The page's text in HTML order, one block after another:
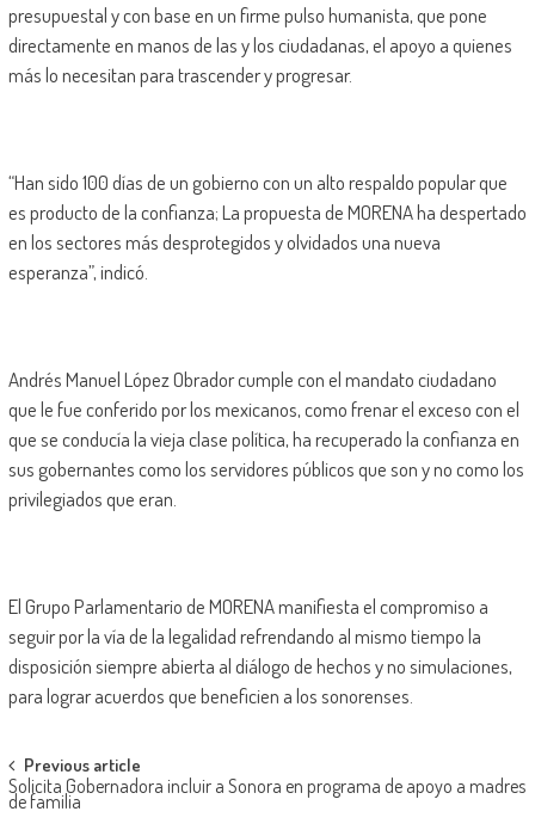
presupuestal y con base en un firme pulso humanista, que pone
directamente en manos de las y los ciudadanas, el apoyo a quienes
más lo necesitan para trascender y progresar.
“Han sido 100 días de un gobierno con un alto respaldo popular que
es producto de la confianza; La propuesta de MORENA ha despertado
en los sectores más desprotegidos y olvidados una nueva
esperanza”, indicó.
Andrés Manuel López Obrador cumple con el mandato ciudadano
que le fue conferido por los mexicanos, como frenar el exceso con el
que se conducía la vieja clase política, ha recuperado la confianza en
sus gobernantes como los servidores públicos que son y no como los
privilegiados que eran.
El Grupo Parlamentario de MORENA manifiesta el compromiso a
seguir por la vía de la legalidad refrendando al mismo tiempo la
disposición siempre abierta al diálogo de hechos y no simulaciones,
para lograr acuerdos que beneficien a los sonorenses.
Post
navigation
Previous article
Solicita Gobernadora incluir a Sonora en programa de apoyo a madres
de familia